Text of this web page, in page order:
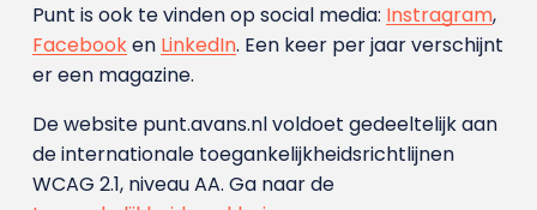
Punt is ook te vinden op social media: Instragram,
Facebooken LinkedIn. Een keer per jaar verschijnt
er een magazine.
De website punt.avans.nl voldoet gedeeltelijk aan
de internationale toegankelijkheidsrichtlijnen
WCAG 2.1, niveau AA. Ga naar de